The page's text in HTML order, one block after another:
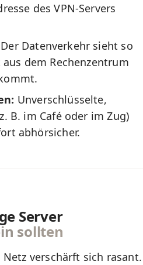
des VPN-Servers
Der Datenverkehr sieht so
dem Rechenzentrum
Unverschlüsselte,
B. im Café oder im Zug)
abhörsicher.
Server
sollten
verschärft sich rasant.